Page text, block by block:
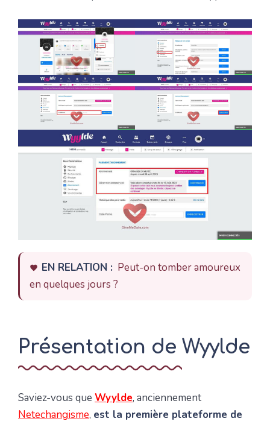
EN RELATION : Peut-on tomber amoureux
en quelques jours ?
Présentation de Wyylde
Saviez-vous que Wyylde, anciennement
Netechangisme, est la première plateforme de